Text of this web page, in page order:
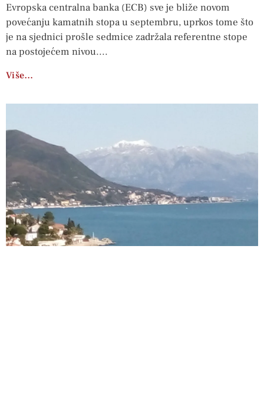
Evropska centralna banka (ECB) sve je bliže novom
povećanju kamatnih stopa u septembru, uprkos tome što
je na sjednici prošle sedmice zadržala referentne stope
na postojećem nivou.
Više…